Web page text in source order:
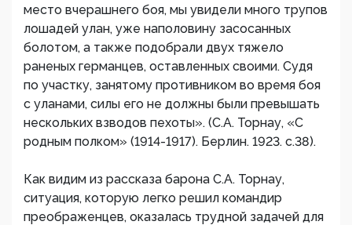
место вчерашнего боя, мы увидели много трупов
лошадей улан, уже наполовину засосанных
болотом, а также подобрали двух тяжело
раненых германцев, оставленных своими. Судя
по участку, занятому противником во время боя
с уланами, силы его не должны были превышать
нескольких взводов пехоты». (С.А. Торнау, «С
родным полком» (1914-1917). Берлин. 1923. с.38).
Как видим из рассказа барона С.А. Торнау,
ситуация, которую легко решил командир
преображенцев, оказалась трудной задачей для